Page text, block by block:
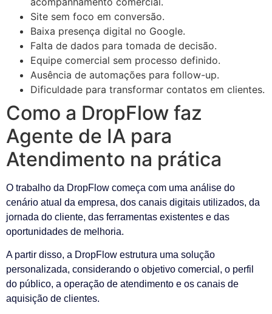
Site sem foco em conversão.
Baixa presença digital no Google.
Falta de dados para tomada de decisão.
Equipe comercial sem processo definido.
Ausência de automações para follow-up.
Dificuldade para transformar contatos em clientes.
Como a DropFlow faz
Agente de IA para
Atendimento na prática
O trabalho da DropFlow começa com uma análise do
cenário atual da empresa, dos canais digitais utilizados, da
jornada do cliente, das ferramentas existentes e das
oportunidades de melhoria.
A partir disso, a DropFlow estrutura uma solução
personalizada, considerando o objetivo comercial, o perfil
do público, a operação de atendimento e os canais de
aquisição de clientes.